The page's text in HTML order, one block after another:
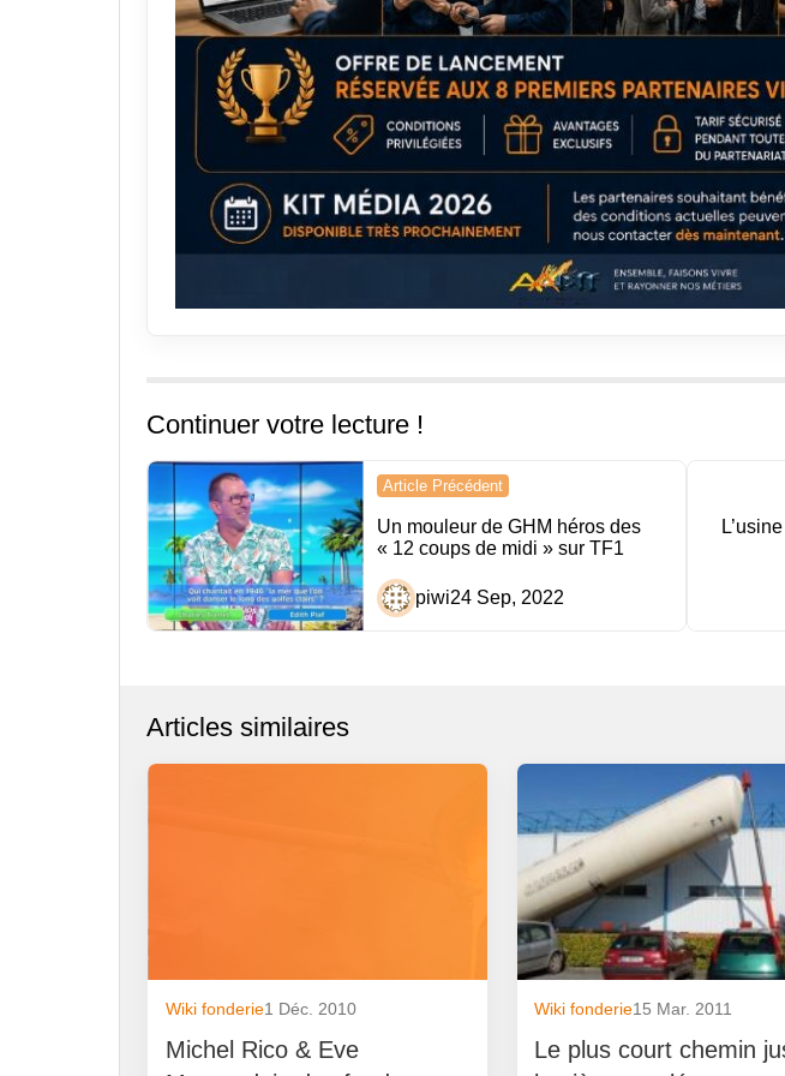
Continuer votre lecture !
Navigation
de
l’article
Article Précédent
Un mouleur de GHM héros des
« 12 coups de midi » sur TF1
piwi24 Sep, 2022
Articles similaires
Wiki fonderie1 Déc. 2010
Michel Rico & Eve
Wiki fonderie15 Mar. 2011
Le plus court chemin